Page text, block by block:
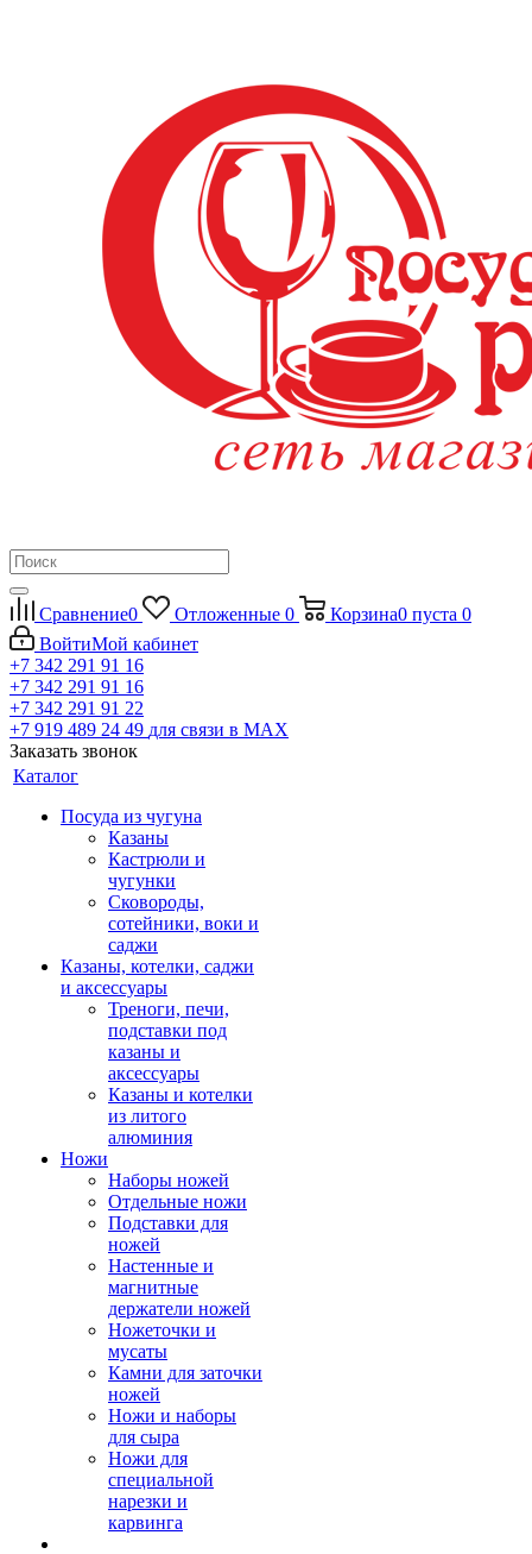
Сравнение0 Отложенные 0 Корзина0 пуста 0
ВойтиМой кабинет
+7 342 291 91 16
+7 342 291 91 16
+7 342 291 91 22
+7 919 489 24 49 для связи в МАХ
Заказать звонок
Каталог
Посуда из чугуна
Казаны
Кастрюли и
чугунки
Сковороды,
сотейники, воки и
саджи
Казаны, котелки, саджи
и аксессуары
Треноги, печи,
подставки под
казаны и
аксессуары
Казаны и котелки
из литого
алюминия
Ножи
Наборы ножей
Отдельные ножи
Подставки для
ножей
Настенные и
магнитные
держатели ножей
Ножеточки и
мусаты
Камни для заточки
ножей
Ножи и наборы
для сыра
Ножи для
специальной
нарезки и
карвинга